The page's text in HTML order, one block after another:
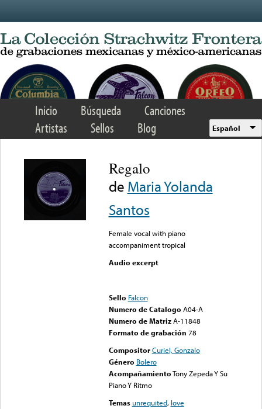
Inicio Búsqueda
Canciones
Artistas
Sellos Blog Español
Regalo
de Maria Yolanda
Santos
Female vocal with piano
accompaniment tropical
Audio excerpt
Sello Falcon
Numero de Catalogo A04-A
Numero de Matriz A-11848
Formato de grabación 78
Compositor Curiel, Gonzalo
Género Bolero
AcompañamientoTony Zepeda Y Su
Piano Y Ritmo
Temas unrequited, love